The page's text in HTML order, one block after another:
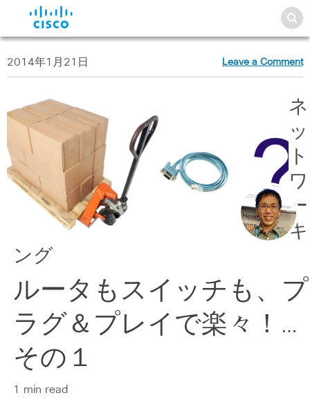
2014年1月21日 Leave a Comment
ネ
ッ
ト
ワ
ー
キ
ング
ルータもスイッチも、プ
ラグ＆プレイで楽々！…
その１
1 min read